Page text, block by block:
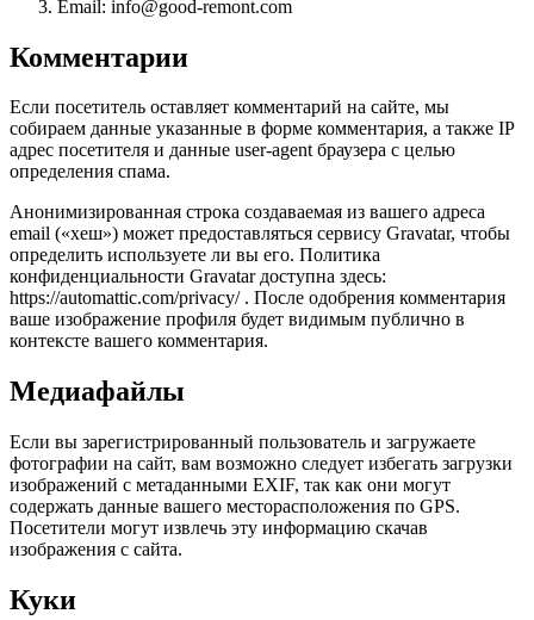
Email: info@good-remont.com
Комментарии
Если посетитель оставляет комментарий на сайте, мы
собираем данные указанные в форме комментария, а также IP
адрес посетителя и данные user-agent браузера с целью
определения спама.
Анонимизированная строка создаваемая из вашего адреса
email («хеш») может предоставляться сервису Gravatar, чтобы
определить используете ли вы его. Политика
конфиденциальности Gravatar доступна здесь:
https://automattic.com/privacy/ . После одобрения комментария
ваше изображение профиля будет видимым публично в
контексте вашего комментария.
Медиафайлы
Если вы зарегистрированный пользователь и загружаете
фотографии на сайт, вам возможно следует избегать загрузки
изображений с метаданными EXIF, так как они могут
содержать данные вашего месторасположения по GPS.
Посетители могут извлечь эту информацию скачав
изображения с сайта.
Куки